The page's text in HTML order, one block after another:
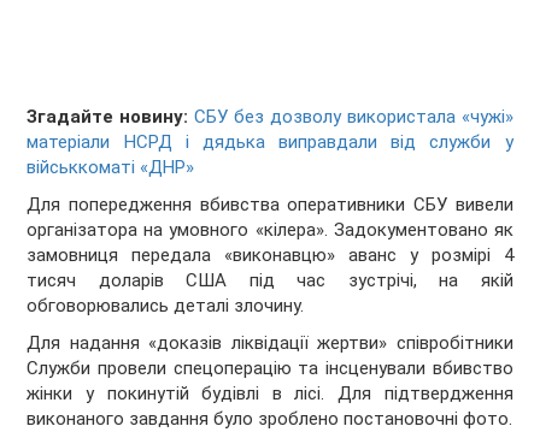
Згадайте новину: СБУ без дозволу використала «чужі»
матеріали НСРД і дядька виправдали від служби у
військкоматі «ДНР»
Для попередження вбивства оперативники СБУ вивели
організатора на умовного «кілера». Задокументовано як
замовниця передала «виконавцю» аванс у розмірі 4
тисяч доларів США під час зустрічі, на якій
обговорювались деталі злочину.
Для надання «доказів ліквідації жертви» співробітники
Служби провели спецоперацію та інсценували вбивство
жінки у покинутій будівлі в лісі. Для підтвердження
виконаного завдання було зроблено постановочні фото.